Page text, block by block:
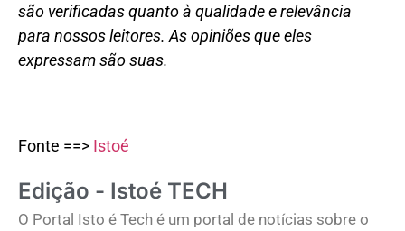
são verificadas quanto à qualidade e relevância
para nossos leitores. As opiniões que eles
expressam são suas.
Fonte ==> Istoé
Edição - Istoé TECH
O Portal Isto é Tech é um portal de notícias sobre o